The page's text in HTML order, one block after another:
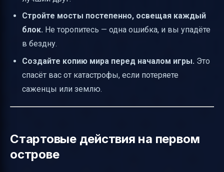
Стройте мосты постепенно, освещая каждый
блок. Не торопитесь — одна ошибка, и вы упадёте
в бездну.
Создайте копию мира перед началом игры. Это
спасёт вас от катастрофы, если потеряете
саженцы или землю.
Стартовые действия на первом
острове